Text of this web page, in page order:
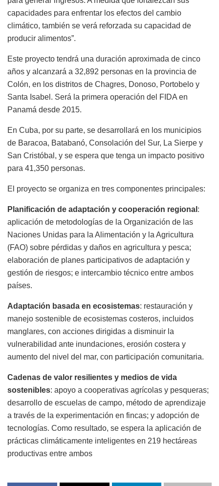
capacidades para enfrentar los efectos del cambio
climático, también se verá reforzada su capacidad de
producir alimentos”.
Este proyecto tendrá una duración aproximada de cinco
años y alcanzará a 32,892 personas en la provincia de
Colón, en los distritos de Chagres, Donoso, Portobelo y
Santa Isabel. Será la primera operación del FIDA en
Panamá desde 2015.
En Cuba, por su parte, se desarrollará en los municipios
de Baracoa, Batabanó, Consolación del Sur, La Sierpe y
San Cristóbal, y se espera que tenga un impacto positivo
para 41,350 personas.
El proyecto se organiza en tres componentes principales:
Planificación de adaptación y cooperación regional :
aplicación de metodologías de la Organización de las
Naciones Unidas para la Alimentación y la Agricultura
(FAO) sobre pérdidas y daños en agricultura y pesca;
elaboración de planes participativos de adaptación y
gestión de riesgos; e intercambio técnico entre ambos
países.
Adaptación basada en ecosistemas: restauración y
manejo sostenible de ecosistemas costeros, incluidos
manglares, con acciones dirigidas a disminuir la
vulnerabilidad ante inundaciones, erosión costera y
aumento del nivel del mar, con participación comunitaria.
Cadenas de valor resilientes y medios de vida
sostenibles: apoyo a cooperativas agrícolas y pesqueras;
desarrollo de escuelas de campo, método de aprendizaje
a través de la experimentación en fincas; y adopción de
tecnologías. Como resultado, se espera la aplicación de
prácticas climáticamente inteligentes en 219 hectáreas
productivas entre ambos